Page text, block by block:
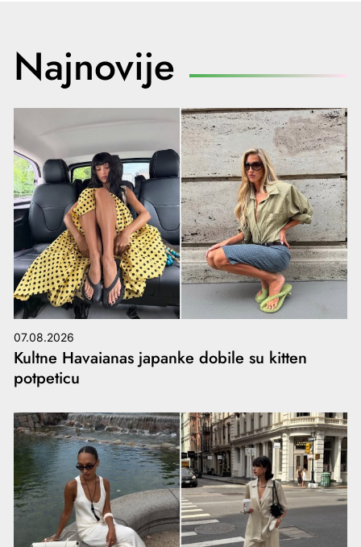
Najnovije
07.08.2026
Kultne Havaianas japanke dobile su kitten
potpeticu